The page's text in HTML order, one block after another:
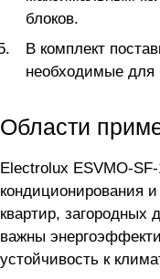
блоков.
В комплект
необходимые для
Области
Electrolux ESVMO-
кондиционирования
квартир, загородных
важны
устойчивость к